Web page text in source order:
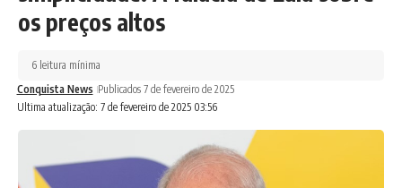
os preços altos
Ultima atualização: 7 de fevereiro de 2025 03:56
Conquista News Publicados 7 de fevereiro de 2025
6 leitura mínima